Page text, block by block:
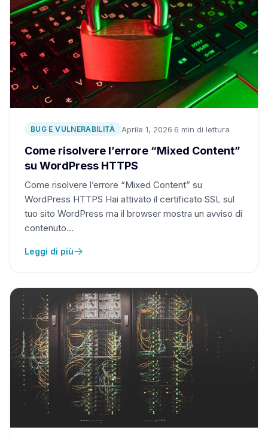
BUG E VULNERABILITÀ Aprile 1, 2026·6 min di lettura
Come risolvere l’errore “Mixed Content”
su WordPress HTTPS
Come risolvere l’errore “Mixed Content” su
WordPress HTTPS Hai attivato il certificato SSL sul
tuo sito WordPress ma il browser mostra un avviso di
contenuto…
Leggi di più